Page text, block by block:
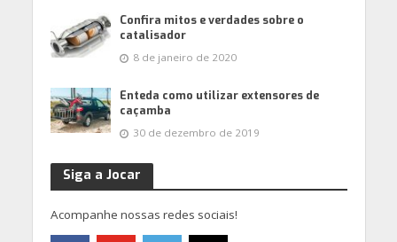
Confira mitos e verdades sobre o
catalisador
8 de janeiro de 2020
Enteda como utilizar extensores de
caçamba
30 de dezembro de 2019
Siga a Jocar
Acompanhe nossas redes sociais!